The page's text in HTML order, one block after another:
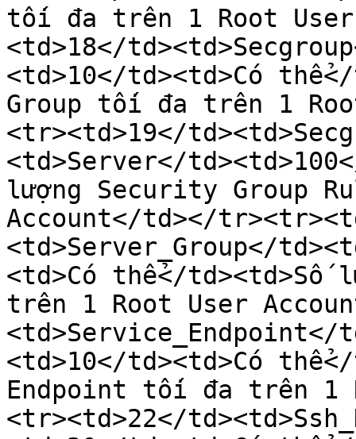
tối đa trên 1 Root
<td>18</
<td>10</td><td>Có
Group tối đa trên 1
<tr><td>19</
<td>Server</
lượng Security Group
Account</td></
<td>Server_Group</
<td>Có thể</td><td>Số
trên 1 Root User
<td>Service_Endpoint</
<td>10</td><td>Có
Endpoint tối đa trên 1
<tr><td>22</